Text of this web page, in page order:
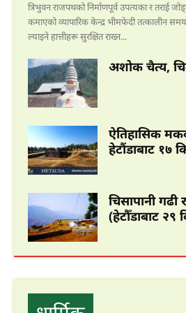
मनहरीलाइभ
हेटौंडा अनलाईन
त्रिभुवन राजपथको निर्माणपूर्व उपत्यका र तराई
कमाएको व्यापारिक केन्द्र भीमफेदी तत्कालीन
ल्याइने हात्तीहरू सुरक्षित राख्न...
अशोक चैत्य,
ऐतिहासिक
हेटौंडाबाट १७
चिसापानी गढी
(हेटौँडाबाट २९